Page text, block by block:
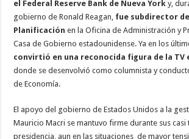
el Federal Reserve Bank de Nueva York y,
gobierno de Ronald Reagan, fue subdirector
Planificación en la Oficina de Administración y
Casa de Gobierno estadounidense. Ya en los
convirtió en una reconocida figura de la TV
donde se desenvolvió como columnista y
de Economía.
El apoyo del gobierno de Estados Unidos a la
Mauricio Macri se mantuvo firme durante sus casi
presidencia, aun en las situaciones de mayor